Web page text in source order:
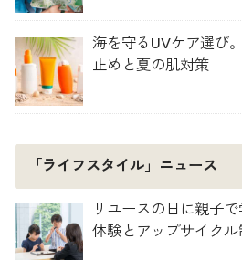
海を守るUVケア選び
止めと夏の肌対策
「ライフスタイル」ニュース
リユースの日に親子
体験とアップサイクル